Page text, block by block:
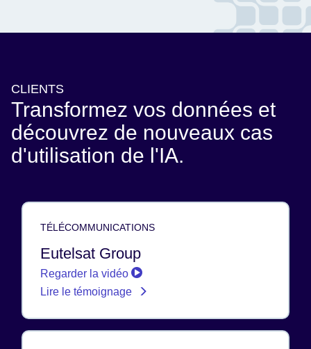
CLIENTS
Transformez vos données et
découvrez de nouveaux cas
d'utilisation de l'IA.
TÉLÉCOMMUNICATIONS
Eutelsat Group
Regarder la vidéo
Lire le témoignage